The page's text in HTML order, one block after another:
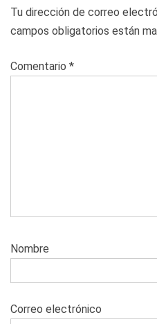
Tu dirección de correo
campos obligatorios están
Comentario *
Nombre
Correo electrónico